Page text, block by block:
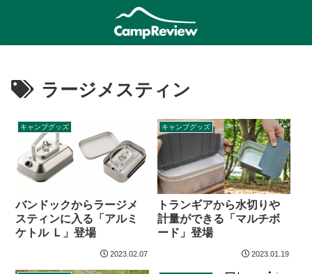
ラージメスティン
キャンプグッズ
バンドックからラージメ
スティンに入る「アルミ
ケトル Ｌ」登場
2023.02.07
キャンプグッズ
トランギアから水切りや
計量ができる「マルチボ
ード」登場
2023.01.19